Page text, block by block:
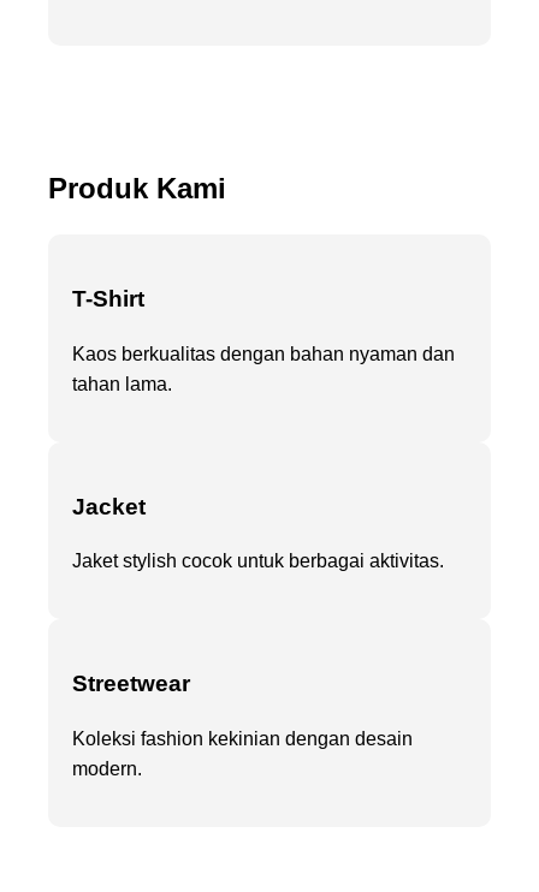
Produk Kami
T-Shirt
Kaos berkualitas dengan bahan nyaman dan
tahan lama.
Jacket
Jaket stylish cocok untuk berbagai aktivitas.
Streetwear
Koleksi fashion kekinian dengan desain
modern.